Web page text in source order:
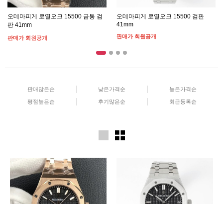
오데마피게 로열오크 15500 금통 검
판 41mm
판매가 회원공개
오데마피게 로열오크 15500 검판
41mm
판매가 회원공개
판매많은순 낮은가격순 높은가격순
평점높은순 후기많은순 최근등록순